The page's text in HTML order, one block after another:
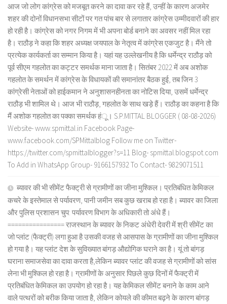
आज जो लोग कांग्रेस को मजबूत करने का दावा कर रहे हैं, उन्हीं के कारण अजमेर
शहर की दोनों विधानसभा सीटों पर गत पांच बार से लगातार कांग्रेस उम्मीदवारों की हार
हो रही है। कांग्रेस को नगर निगम में भी अपना बोर्ड बनाने का अवसर नहीं मिल रहा
है। राठौड़ ने कहा कि शहर अध्यक्ष जयपाल के नेतृत्व में कांग्रेस एकजुट है। मैंने तो
प्रत्येक कार्यकर्ता का सम्मान किया है। यहां यह उल्लेखनीय है कि धर्मेन्द्र राठौड़ को
पूर्व सीएम गहलोत का कट्टर समर्थक माना जाता है। सितंबर 2022 में अब अशोक
गहलोत के समर्थन में कांग्रेस के विधायकों की समानांतर बैठक हुई, तब जिन 3
कांग्रेसी नेताओं को हाईकमान ने अनुशासनहीनता का नोटिस दिया, उसमें धर्मेन्द्र
राठौड़ भी शामिल थे। आज भी राठौड़, गहलोत के साथ खड़े हैं। राठौड़ का कहना है कि
मैं अशोक गहलोत का पक्का समर्थक हंू। S.P.MITTAL BLOGGER ( 08-08-2026)
Website- www.spmittal.in Facebook Page-
www.facebook.com/SPMittalblog Follow me on Twitter-
https://twitter.com/spmittalblogger?s=11 Blog- spmittal.blogspot.com
To Add in WhatsApp Group- 9166157932 To Contact- 9829071511
ब्यावर की भी सीमेंट फैक्ट्री से ग्रामीणों का जीना मुश्किल। प्रतिबंधित केमिकल
कचरे के इस्तेमाल से पर्यावरण, पानी जमीन सब कुछ खराब हो रहा है। ब्यावर का जिला
और पुलिस प्रशासन चुप: पर्यावरण विभाग के अधिकारी तो अंधे हैं।
================ राजस्थान के ब्यावर के निकट अंधेरी देवरी में श्री सीमेंट का
जो प्लांट (फैक्ट्री) लगा हुआ है उसकी वजह से आसपास के ग्रामीणों का जीना मुश्किल
हो गया है। यह प्लांट देश के सुविख्यात बांगड़ औद्योगिक घराने का है। यूं तो बांगड़
घराना समाजसेवा का दावा करता है,लेकिन ब्यावर प्लांट की वजह से ग्रामीणों को सांस
लेना भी मुश्किल हो रहा है। ग्रामीणों के अनुसार पिछले कुछ दिनों में फैक्ट्री में
प्रतिबंधित केमिकल का उपयोग हो रहा है। यह केमिकल सीमेंट बनाने के काम आने
वाले पत्थरों को बरीक किया जाता है, लेकिन कोयले की कीमत बढ़ने के कारण बांगड़